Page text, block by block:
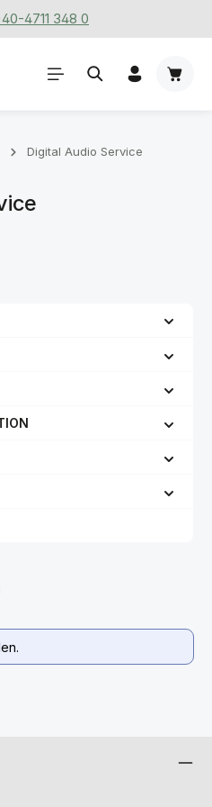
4711 348 0
Digital Audio Service